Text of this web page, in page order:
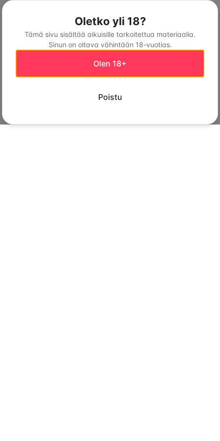
Oletko yli 18?
Tämä sivu sisältää aikuisille tarkoitettua materiaalia.
Sinun on oltava vähintään 18-vuotias.
Olen 18+
Poistu